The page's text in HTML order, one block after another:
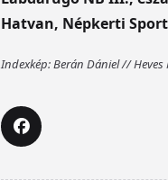
Hatvan, Népkerti
Indexkép: Berán Dániel // Heves